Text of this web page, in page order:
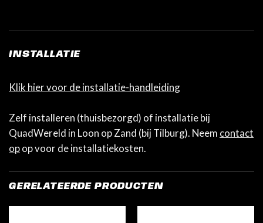
INSTALLATIE
Klik hier voor de installatie-handleiding
Zelf installeren (thuisbezorgd) of installatie bij
QuadWereld in Loon op Zand (bij Tilburg). Neem contact
opop voor de installatiekosten.
GERELATEERDE PRODUCTEN